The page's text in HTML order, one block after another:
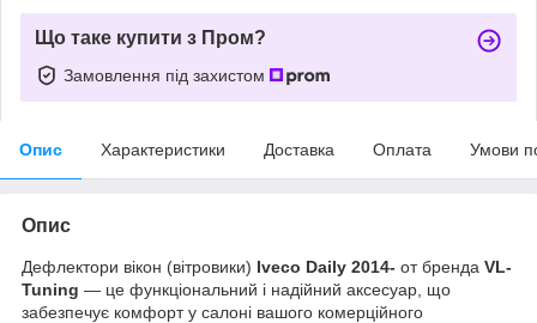
Що таке купити з Пром?
Замовлення під захистом
Опис Характеристики Доставка Оплата Умови
Опис
Дефлектори вікон (вітровики) Iveco Daily 2014- от бренда VL-
Tuning — це функціональний і надійний аксесуар, що
забезпечує комфорт у салоні вашого комерційного